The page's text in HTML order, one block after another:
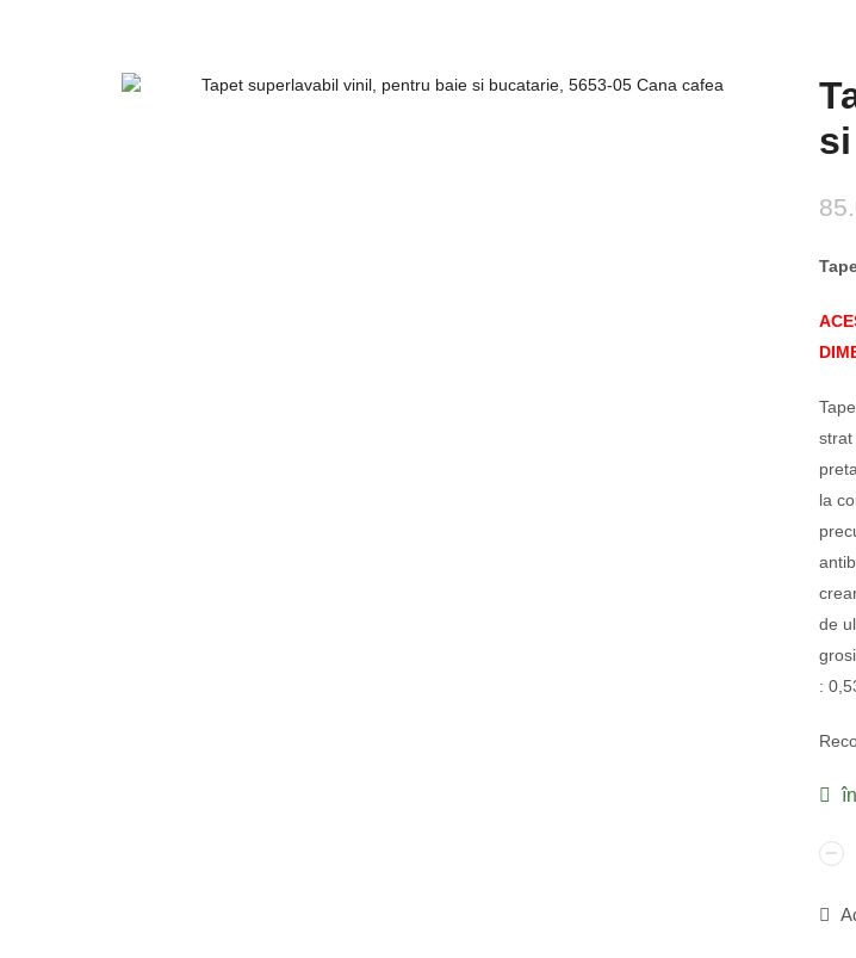
strat
la
de
: